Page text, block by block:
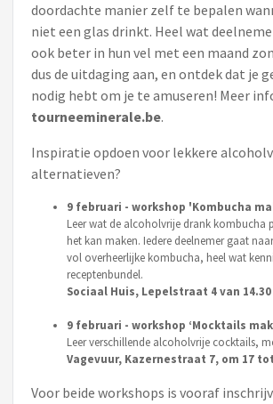
doordachte manier zelf te bepalen
niet een glas drinkt. Heel wat
ook beter in hun vel met een maand
dus de uitdaging aan, en ontdek dat je
nodig hebt om je te amuseren! Meer
tourneeminerale.be.
Inspiratie opdoen voor lekkere
alternatieven?
9 februari - workshop 'Kombucha
Leer wat de alcoholvrije drank kombucha
het kan maken. Iedere deelnemer gaat
vol overheerlijke kombucha, heel wat
receptenbundel.
Sociaal Huis, Lepelstraat 4 van
9 februari - workshop ‘Mocktails
Leer verschillende alcoholvrije cocktails,
Vagevuur, Kazernestraat 7, om 17
Voor beide workshops is vooraf